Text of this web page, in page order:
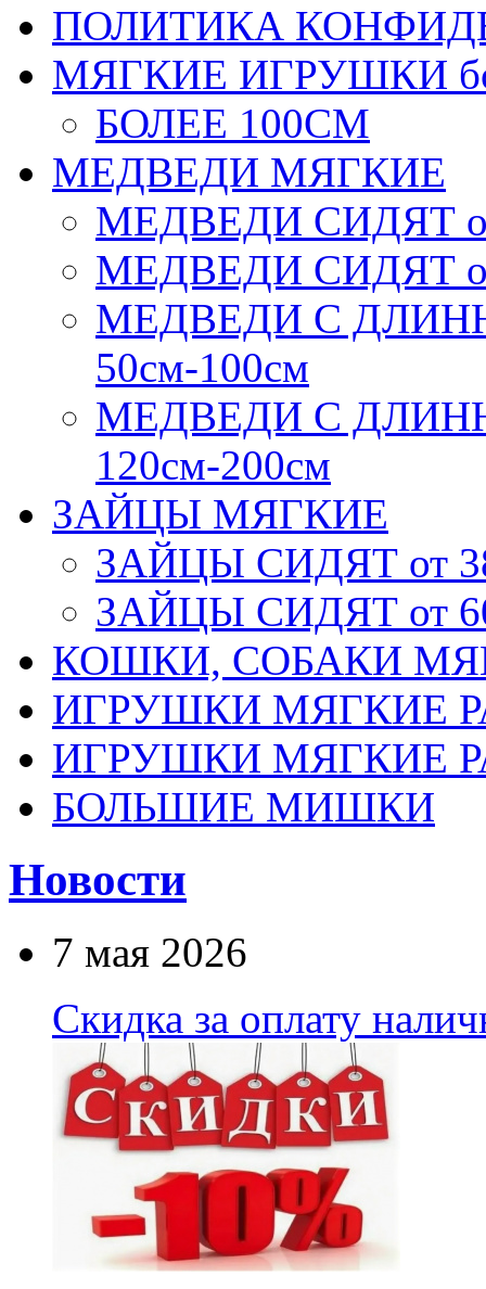
ПОЛИТИКА
МЯГКИЕ ИГРУШКИ
БОЛЕЕ 100СМ
МЕДВЕДИ МЯГКИЕ
МЕДВЕДИ СИДЯТ
МЕДВЕДИ СИДЯТ
МЕДВЕДИ С
50см-100см
МЕДВЕДИ С
120см-200см
ЗАЙЦЫ МЯГКИЕ
ЗАЙЦЫ СИДЯТ от
ЗАЙЦЫ СИДЯТ от
КОШКИ, СОБАКИ
ИГРУШКИ МЯГКИЕ
ИГРУШКИ МЯГКИЕ
БОЛЬШИЕ МИШКИ
Новости
7 мая 2026
Скидка за оплату